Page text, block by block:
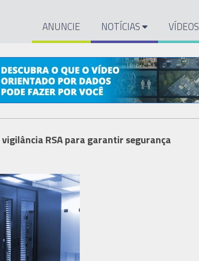
ANUNCIE NOTÍCIAS VÍDEOS
RSA para garantir segurança